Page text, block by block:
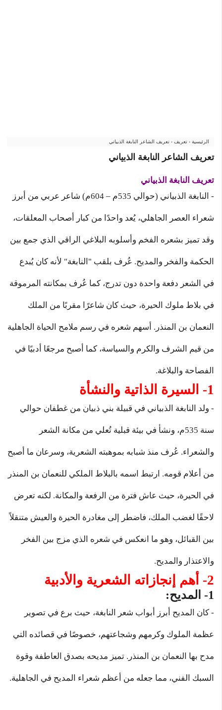
الرئيسية › تعريف › تعريف الشاعر النابغة الذبياني
تعريف الشاعر النابغة الذبياني
تعريف النابغة الذبياني
- النابغة الذبياني (حوالي 535م – 604م) شاعر عربي من أبرز
شعراء العصر الجاهلي، يُعد واحدًا من كبار أصحاب المعلقات،
وقد تميز بشعره الفخم وأسلوبه البلاغي الراقي الذي جمع بين
الحكمة والفخر والمديح. عُرف بلقب "النابغة" لأنه كان يُبدع
في الشعر دفعة واحدة دون تدرج، كما عُرف بمكانته المرموقة
في بلاط ملوك الحيرة، حيث كان شاعرًا مقربًا من الملك
النعمان بن المنذر. أسهم شعره في رسم ملامح الحياة الجاهلية
من قيم الشرف والكرم والسياسة، كما أصبح مرجعًا أدبيًا في
الفصاحة والبلاغة.
1- السيرة الذاتية والنشأة
- ولد النابغة الذبياني في قبيلة بني ذبيان من غطفان حوالي
سنة 535م، ونشأ في بيئة قبلية تُعلي من مكانة الشعر
والشعراء. عُرف منذ شبابه بموهبته الشعرية، وسرعان ما أصبح
من أعلام قومه. ارتبط اسمه بالبلاط الملكي للنعمان بن المنذر
في الحيرة، حيث عاش فترة من الرفعة والمكانة. لكنه تعرض
لاحقًا لغضب الملك، فاضطر إلى مغادرة الحيرة والعيش متنقلاً
بين القبائل، وهو ما انعكس في شعره الذي مزج بين الفخر
والاعتذار والمديح.
2- أهم إنجازاته الشعرية والأدبية
1- المديح:
- كان المديح أبرز أبواب شعر النابغة، حيث برع في تصوير
عظمة الملوك وكرمهم وشجاعتهم، خصوصًا في قصائده التي
مدح بها النعمان بن المنذر. تميز مديحه بصدق العاطفة وقوة
السبك الفني، مما جعله من أعظم شعراء المديح في الجاهلية.